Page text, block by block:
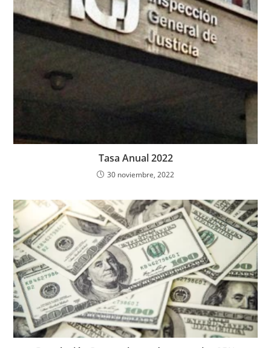
Tasa Anual 2022
30 noviembre, 2022